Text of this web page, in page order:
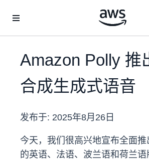
Amazon Polly 推
合成生成式语音
发布于: 2025年8月26日
今天，我们很高兴地宣布全面
的英语、法语、波兰语和荷兰